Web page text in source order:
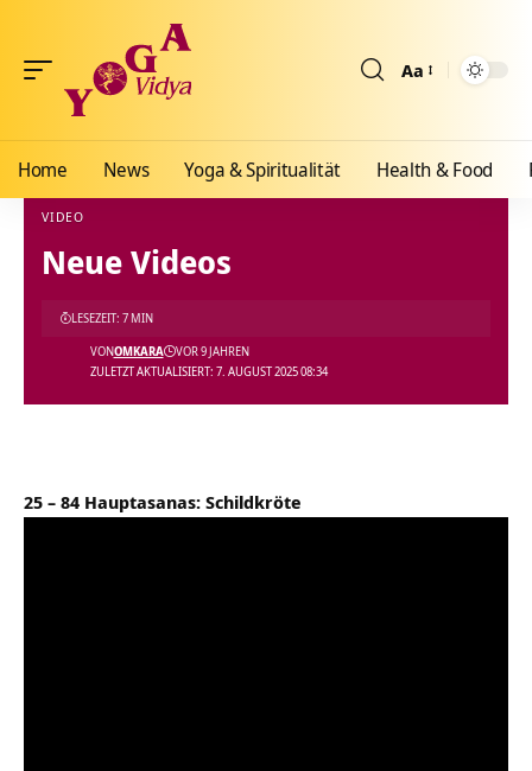
Aa
Home News Yoga & Spiritualität Health & Food
Yoga Vidya Blog - Yoga, Meditation und Ayurveda
VIDEO
Neue Videos
ZULETZT AKTUALISIERT: 7. AUGUST 2025 08:34
VONOMKARA VOR 9 JAHREN
LESEZEIT: 7 MIN
25 – 84 Hauptasanas: Schildkröte